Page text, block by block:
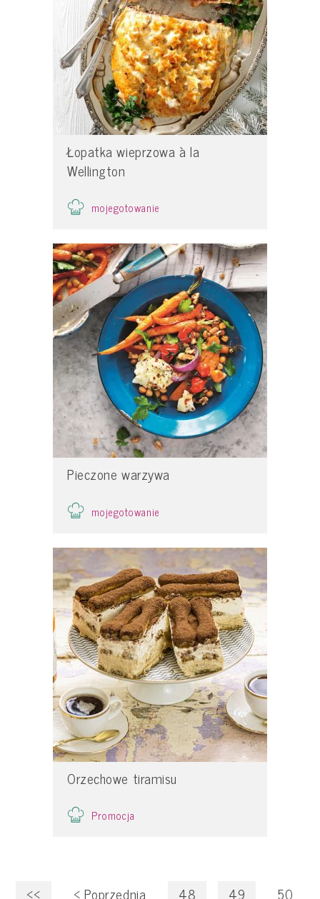
Łopatka wieprzowa à la
Wellington
mojegotowanie
Pieczone warzywa
mojegotowanie
Orzechowe tiramisu
Promocja
<< < Poprzednia 48 49
50